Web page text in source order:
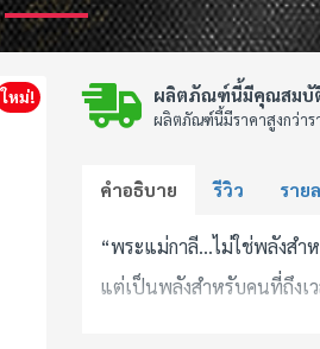
ใหม่! ผลิตภัณฑ์นี้มีคุณสมบั
ผลิตภัณฑ์นี้มีราคาสูงกว่าร
คำอธิบาย รีวิว ราย
“พระแม่กาลี…ไม่ใช่พลังสำ
แต่เป็นพลังสำหรับคนที่ถึงเ